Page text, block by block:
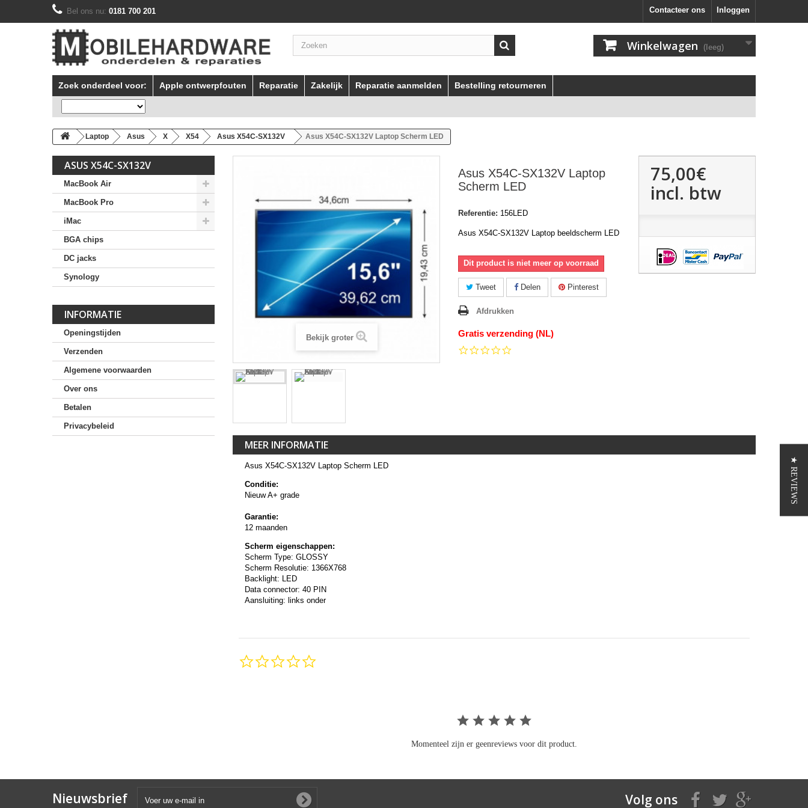
Inloggen
Contacteer ons
Bel ons nu: 0181 700 201
Winkelwagen (leeg)
Zoek onderdeel voor: Apple ontwerpfouten Reparatie Zakelijk Reparatie aanmelden Bestelling retourneren
Laptop Asus X X54 Asus X54C-SX132V Asus X54C-SX132V Laptop Scherm LED
ASUS X54C-SX132V
MacBook Air
MacBook Pro
iMac
BGA chips
DC jacks
Synology
INFORMATIE
Openingstijden
Verzenden
Algemene voorwaarden
Over ons
Betalen
Privacybeleid
Bekijk groter
Asus X54C-SX132V Laptop
Scherm LED
Referentie: 156LED
Asus X54C-SX132V Laptop beeldscherm LED
Dit product is niet meer op voorraad
Tweet Delen Pinterest
Afdrukken
Gratis verzending (NL)
75,00€
incl. btw
MEER INFORMATIE
Asus X54C-SX132V Laptop Scherm LED
Conditie:
Nieuw A+ grade
Garantie:
12 maanden
Scherm eigenschappen:
Scherm Type: GLOSSY
Scherm Resolutie: 1366X768
Backlight: LED
Data connector: 40 PIN
Aansluiting: links onder
Momenteel zijn er geenreviews voor dit product.
Nieuwsbrief Volg ons
★ REVIEWS